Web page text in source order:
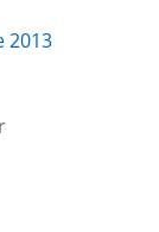
2013